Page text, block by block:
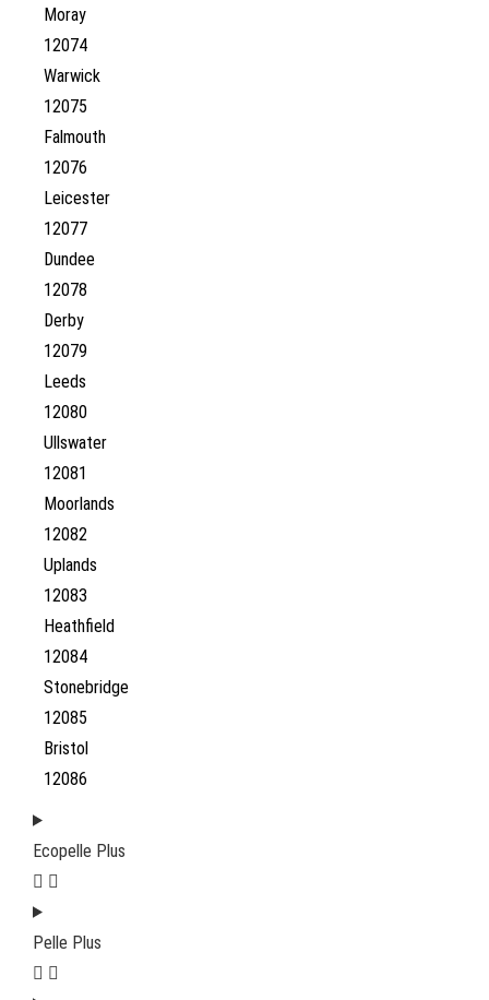
Moray
12074
Warwick
12075
Falmouth
12076
Leicester
12077
Dundee
12078
Derby
12079
Leeds
12080
Ullswater
12081
Moorlands
12082
Uplands
12083
Heathfield
12084
Stonebridge
12085
Bristol
12086
Ecopelle Plus
Pelle Plus